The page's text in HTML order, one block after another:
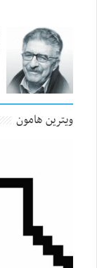
ویترین هامون